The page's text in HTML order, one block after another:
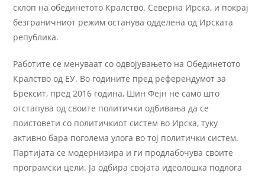
склоп на обединетото Кралство. Северна Ирска, и покрај
безграничниот режим останува одделена од Ирската
република.
Работите се менуваат со одвојувањето на Обединетото
Кралство од ЕУ. Во годините пред референдумот за
Брексит, пред 2016 година, Шин Фејн не само што
отстапува од своите политички одбивања да се
поистовети со политичкиот систем во Ирска, туку
активно бара поголема улога во тој политички систем.
Партијата се модернизира и ги продлабочува своите
програмски цели. Ја одбира својата идеолошка подлога